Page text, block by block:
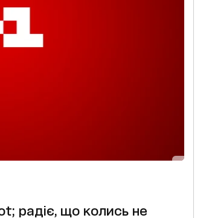
радіє, що колись не